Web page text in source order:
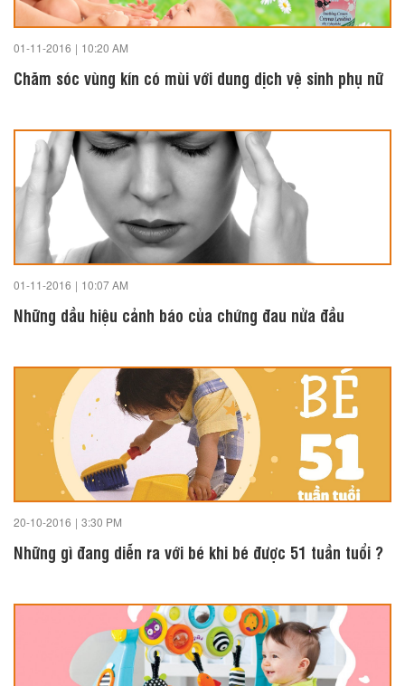
01-11-2016 | 10:20 AM
Chăm sóc vùng kín có mùi với dung dịch vệ sinh phụ nữ
01-11-2016 | 10:07 AM
Những dầu hiệu cảnh báo của chứng đau nửa đầu
20-10-2016 | 3:30 PM
Những gì đang diễn ra với bé khi bé được 51 tuần tuổi ?